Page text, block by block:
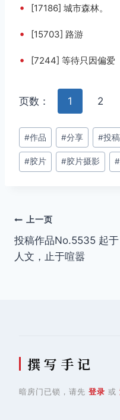
• [17186] 城市森林。
• [15703] 路游
• [7244] 等待只因偏爱
页数： 1 2
文
章
标
#作品 #分享 #投稿
#胶片 #胶片摄影 #
文
章
上一页
投稿作品No.5535 起于
人文，止于喧嚣
撰 写 手 记
暗房门已锁，请先 登录 或